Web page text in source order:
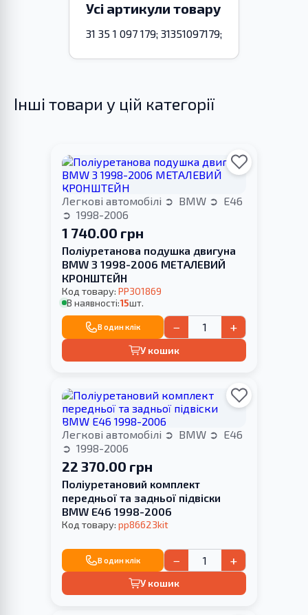
Усі артикули товару
31 35 1 097 179; 31351097179;
Інші товари у цій категорії
Легкові автомобілі BMW
E46
1998-2006
1 740.00 грн
Поліуретанова подушка двигуна
BMW 3 1998-2006 МЕТАЛЕВИЙ
КРОНШТЕЙН
Код товару: PP301869
В наявності:15шт.
В один клік − +
У кошик
Легкові автомобілі BMW
E46
1998-2006
22 370.00 грн
Поліуретановий комплект
передньої та задньої підвіски
BMW E46 1998-2006
Код товару: pp86623kit
В один клік − +
У кошик